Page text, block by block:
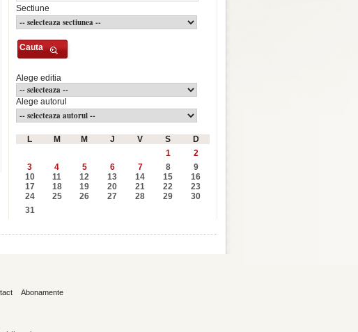
Sectiune
Cauta
Alege editia
Alege autorul
L M M J V S
D
1
2
3
4 5 6 7 8
9
10
11 12 13 14 15
16
17
18 19 20 21 22
23
24
25 26 27 28 29
30
31
Abonamente